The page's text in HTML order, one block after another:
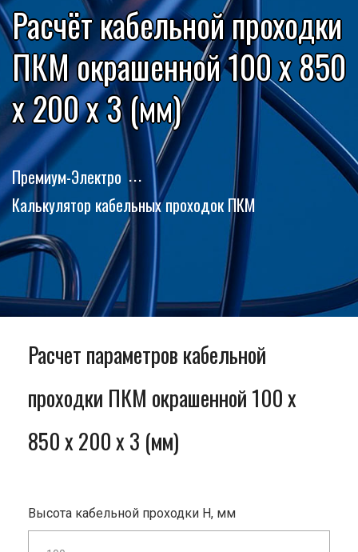
Расчёт кабельной проходки
ПКМ окрашенной 100 x 850
x 200 x 3 (мм)
Премиум-Электро
Калькулятор кабельных проходок ПКМ
Расчет параметров кабельной
проходки ПКМ окрашенной 100 x
850 x 200 x 3 (мм)
Высота кабельной проходки H, мм